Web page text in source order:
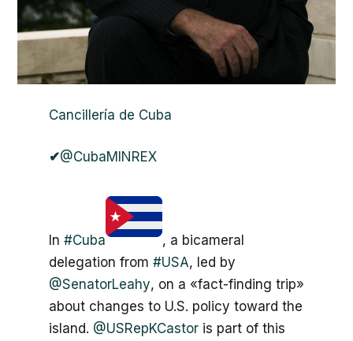
Cancillería de Cuba
✔@CubaMINREX
In #Cuba
, a bicameral
delegation from #USA, led by
@SenatorLeahy, on a «fact-finding trip»
about changes to U.S. policy toward the
island. @USRepKCastor is part of this